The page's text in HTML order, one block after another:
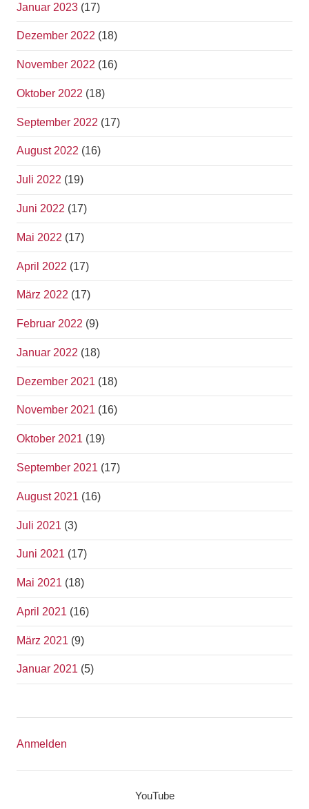
Januar 2023 (17)
Dezember 2022 (18)
November 2022 (16)
Oktober 2022 (18)
September 2022 (17)
August 2022 (16)
Juli 2022 (19)
Juni 2022 (17)
Mai 2022 (17)
April 2022 (17)
März 2022 (17)
Februar 2022 (9)
Januar 2022 (18)
Dezember 2021 (18)
November 2021 (16)
Oktober 2021 (19)
September 2021 (17)
August 2021 (16)
Juli 2021 (3)
Juni 2021 (17)
Mai 2021 (18)
April 2021 (16)
März 2021 (9)
Januar 2021 (5)
Anmelden
YouTube